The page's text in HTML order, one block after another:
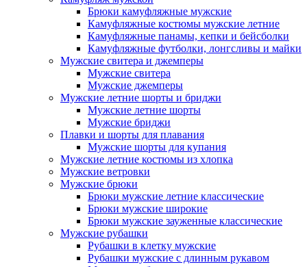
Брюки камуфляжные мужские
Камуфляжные костюмы мужские летние
Камуфляжные панамы, кепки и бейсболки
Камуфляжные футболки, лонгсливы и майки
Мужские свитера и джемперы
Мужские свитера
Мужские джемперы
Мужские летние шорты и бриджи
Мужские летние шорты
Мужские бриджи
Плавки и шорты для плавания
Мужские шорты для купания
Мужские летние костюмы из хлопка
Мужские ветровки
Мужские брюки
Брюки мужские летние классические
Брюки мужские широкие
Брюки мужские зауженные классические
Мужские рубашки
Рубашки в клетку мужские
Рубашки мужские с длинным рукавом